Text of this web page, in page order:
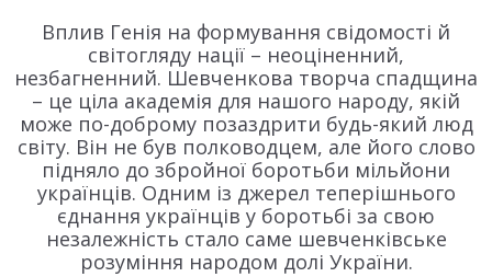
Вплив Генія на формування свідомості й
світогляду нації – неоціненний,
незбагненний. Шевченкова творча спадщина
– це ціла академія для нашого народу, якій
може по-доброму позаздрити будь-який люд
світу. Він не був полководцем, але його слово
підняло до збройної боротьби мільйони
українців. Одним із джерел теперішнього
єднання українців у боротьбі за свою
незалежність стало саме шевченківське
розуміння народом долі України.